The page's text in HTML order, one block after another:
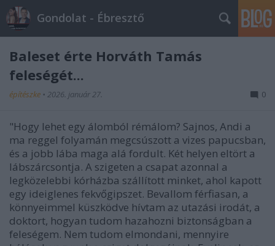
Gondolat - Ébresztő
Baleset érte Horváth Tamás
feleségét...
építészke • 2026. január 27. 0
"Hogy lehet egy álomból rémálom? Sajnos, Andi a
ma reggel folyamán megcsúszott a vizes papucsban,
és a jobb lába maga alá fordult. Két helyen eltört a
lábszárcsontja. A szigeten a csapat azonnal a
legközelebbi kórházba szállított minket, ahol kapott
egy ideiglenes fekvőgipszet. Bevallom férfiasan, a
könnyeimmel küszködve hívtam az utazási irodát, a
doktort, hogyan tudom hazahozni biztonságban a
feleségem. Nem tudom elmondani, mennyire